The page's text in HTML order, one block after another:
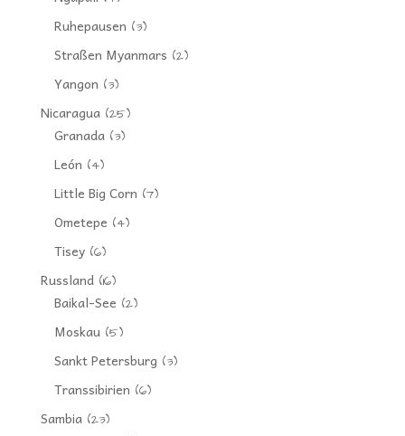
Ruhepausen (3)
Straßen Myanmars (2)
Yangon (3)
Nicaragua(25)
Granada(3)
León (4)
Little Big Corn (7)
Ometepe (4)
Tisey(6)
Russland(16)
Baikal-See (2)
Moskau(5)
Sankt Petersburg (3)
Transsibirien (6)
Sambia(23)